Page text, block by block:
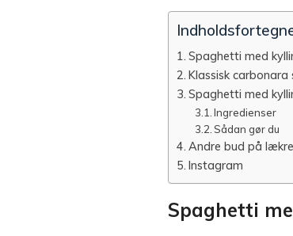
Spaghetti med
Klassisk carbonara
Spaghetti med
Ingredienser
Sådan gør du
Andre bud på
Instagram
Spaghetti